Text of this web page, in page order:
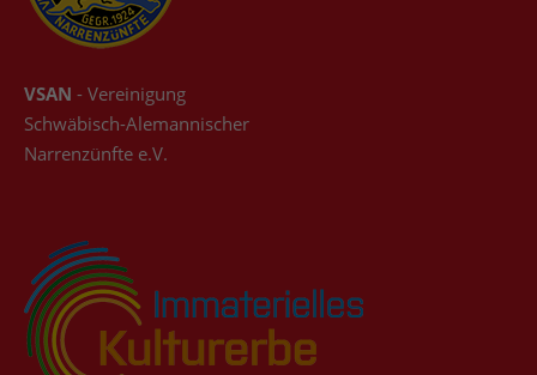
VSAN - Vereinigung
Schwäbisch-Alemannischer
Narrenzünfte e.V.